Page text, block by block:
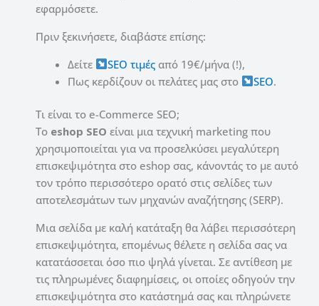
εφαρμόσετε.
Πριν ξεκινήσετε, διαβάστε επίσης:
Δείτε
SEO τιμές από 19€/μήνα (!),
Πως κερδίζουν οι πελάτες μας στο
SEO.
Τι είναι το e-Commerce SEO;
Το eshop SEO είναι μια τεχνική marketing που
χρησιμοποιείται για να προσελκύσει μεγαλύτερη
επισκεψιμότητα στο eshop σας, κάνοντάς το με αυτό
τον τρόπο περισσότερο ορατό στις σελίδες των
αποτελεσμάτων των μηχανών αναζήτησης (SERP).
Μια σελίδα με καλή κατάταξη θα λάβει περισσότερη
επισκεψιμότητα, επομένως θέλετε η σελίδα σας να
κατατάσσεται όσο πιο ψηλά γίνεται. Σε αντίθεση με
τις πληρωμένες διαφημίσεις, οι οποίες οδηγούν την
επισκεψιμότητα στο κατάστημά σας και πληρώνετε